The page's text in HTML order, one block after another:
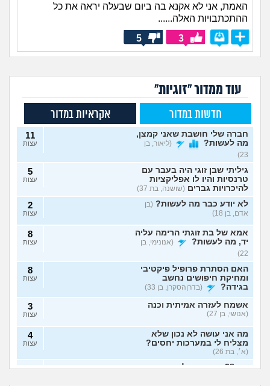
האמת, אני לא אקנא בה ביום שבעלה יראה את כל
ההתכתבויות האלה......
3
5
עוד ממדור "זוגיות"
חדשות במדור אקראיות במדור
חברה שלי חושבת שאני קמצן,
מה לעשות?
(ליאור, בן
23)
11
עצות
גיליתי שבן זוגי היה בעבר עם
טרנסיות והיו לו אפליקציות
להיכרויות גברים (שושנה, בת 37)
5
עצות
לא יודע כבר מה לעשות? (בן
אדם, בן 18)
2
עצות
אמא של בת זוגתי הרימה עליה
יד, מה לעשות?
(אנונימי, בן
22)
8
עצות
האם הסתרת פרופיל פיקטיבי
ומחיקת חיפושים נחשב
בגידה?
(בדרןהסקרן, בן 33)
8
עצות
אשמח לעזרה אמיתית וכנה
(אנושי, בן 27)
3
עצות
מה אני עושה לא נכון שלא
מצליח לי במערכות יחסים?
(א׳, בת 26)
4
עצות
בת 28 ואף פעם לא הייתי
6
אבא של בעלי מסתכל
האם להתגרש בשביל
מה לעשות עם הוא התאהב בבחורה